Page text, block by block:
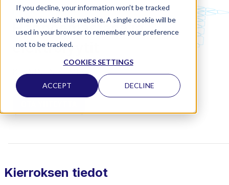
If you decline, your information won’t be tracked
when you visit this website. A single cookie will be
used in your browser to remember your preference
not to be tracked.
COOKIES SETTINGS
ACCEPT DECLINE
LABQUALITY EQAS
Happoemästase ja
elektrolyytit
KLIININEN KEMIA
Kierroksen tiedot